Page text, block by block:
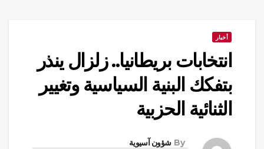
أخبار
انتخابات بريطانيا.. زلزال ينذر
بتفكك البنية السياسية وتغيير
الثنائية الحزبية
By شؤون آسيوية